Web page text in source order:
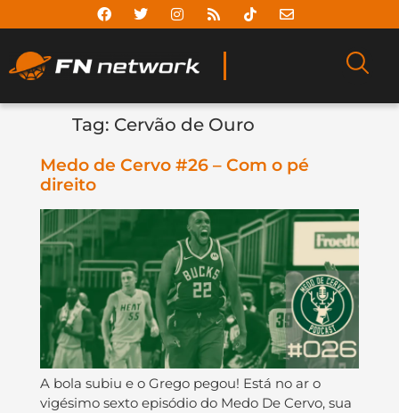
Tag: Cervão de Ouro
Medo de Cervo #26 – Com o pé
direito
A bola subiu e o Grego pegou! Está no ar o
vigésimo sexto episódio do Medo De Cervo, sua